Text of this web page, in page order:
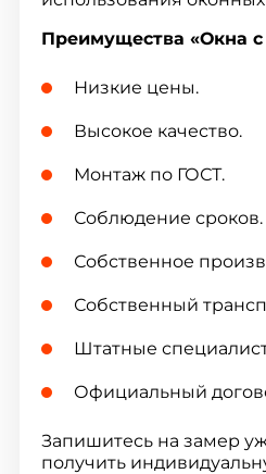
Преимущества «Окна с
Низкие цены.
Высокое качество.
Монтаж по ГОСТ.
Соблюдение сроков.
Собственное
Собственный
Штатные
Официальный
Запишитесь на замер
получить